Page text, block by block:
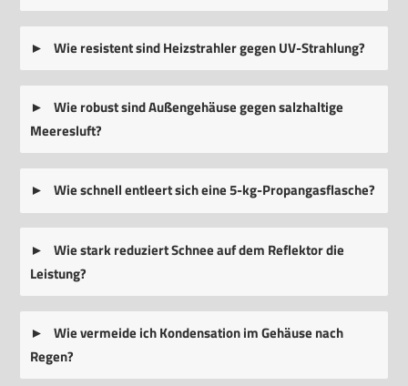
Wie resistent sind Heizstrahler gegen UV-Strahlung?
Wie robust sind Außengehäuse gegen salzhaltige
Meeresluft?
Wie schnell entleert sich eine 5-kg-Propangasflasche?
Wie stark reduziert Schnee auf dem Reflektor die
Leistung?
Wie vermeide ich Kondensation im Gehäuse nach
Regen?